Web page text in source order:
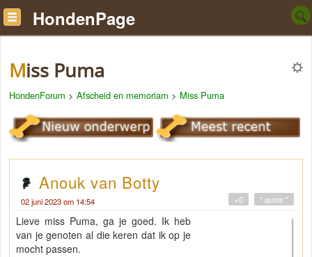
HondenPage
Miss Puma
HondenForum > Afscheid en memoriam > Miss Puma
Anouk van Botty
02 juni 2023 om 14:54 " quote "
+0
Lieve miss Puma, ga je goed. Ik heb
van je genoten al die keren dat ik op je
mocht passen.